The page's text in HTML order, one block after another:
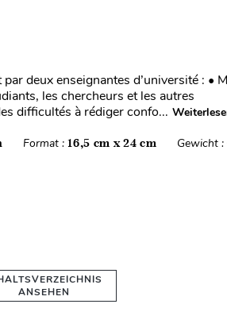
deux enseignantes d’université : •
les chercheurs et les autres
difficultés à rédiger confo...
Format :16,5 cm x 24 cm Gewicht :
ANSEHEN